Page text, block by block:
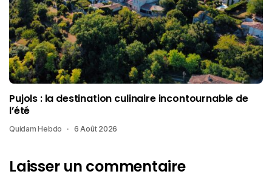
Pujols : la destination culinaire incontournable de
l’été
Quidam Hebdo 6 Août 2026
Laisser un commentaire